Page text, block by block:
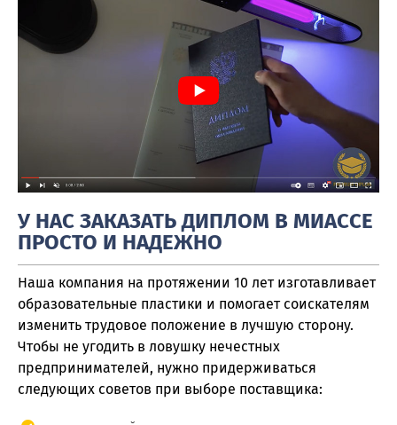
У НАС ЗАКАЗАТЬ ДИПЛОМ В МИАССЕ
ПРОСТО И НАДЕЖНО
Наша компания на протяжении 10 лет изготавливает
образовательные пластики и помогает соискателям
изменить трудовое положение в лучшую сторону.
Чтобы не угодить в ловушку нечестных
предпринимателей, нужно придерживаться
следующих советов при выборе поставщика: